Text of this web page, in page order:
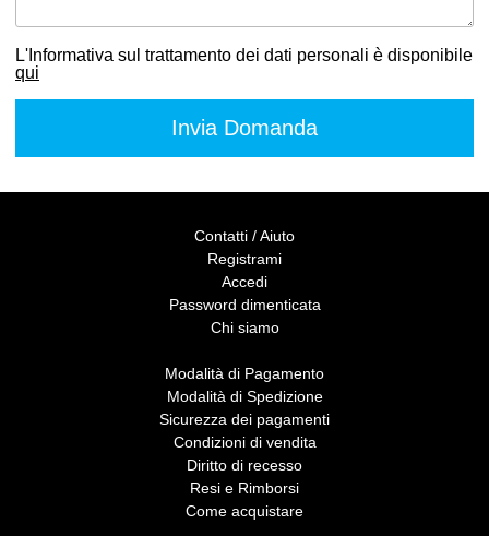
L'Informativa sul trattamento dei dati personali è disponibile
qui
Contatti / Aiuto
Registrami
Accedi
Password dimenticata
Chi siamo
Modalità di Pagamento
Modalità di Spedizione
Sicurezza dei pagamenti
Condizioni di vendita
Diritto di recesso
Resi e Rimborsi
Come acquistare